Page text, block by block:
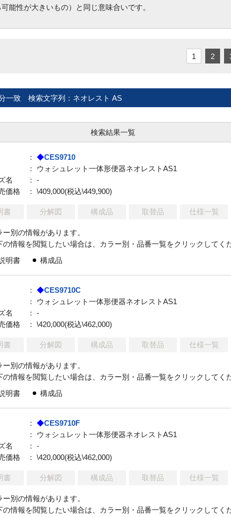
能性が大きいもの）と同じ意味合いです。
1 2
一致 検索文字列：ネオレスト AS
検索結果一覧
： ◆CES9710
： ウォシュレット一体形便器ネオレストAS1
名
： -
価格
： \409,000(税込\449,900)
書 分解図 構成品 取替品 仕様一覧
ー別の情報があります。
の情報を閲覧したい場合は、カラー別・品番一覧をクリックしてく
明書
構成品
： ◆CES9710C
： ウォシュレット一体形便器ネオレストAS1
名
： -
価格
： \420,000(税込\462,000)
書 分解図 構成品 取替品 仕様一覧
ー別の情報があります。
の情報を閲覧したい場合は、カラー別・品番一覧をクリックしてく
明書
構成品
： ◆CES9710F
： ウォシュレット一体形便器ネオレストAS1
名
： -
価格
： \420,000(税込\462,000)
書 分解図 構成品 取替品 仕様一覧
ー別の情報があります。
の情報を閲覧したい場合は、カラー別・品番一覧をクリックしてく